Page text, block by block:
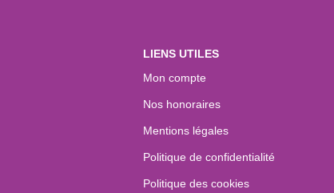
LIENS UTILES
Mon compte
Nos honoraires
Mentions légales
Politique de confidentialité
Politique des cookies